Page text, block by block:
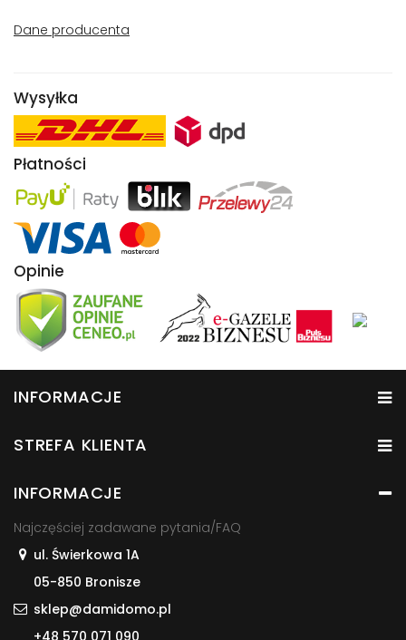
Dane producenta
Wysyłka
Płatności
Opinie
INFORMACJE
STREFA KLIENTA
INFORMACJE
Najczęściej zadawane pytania/FAQ
ul. Świerkowa 1A
05-850 Bronisze
sklep@damidomo.pl
+48 570 071 090